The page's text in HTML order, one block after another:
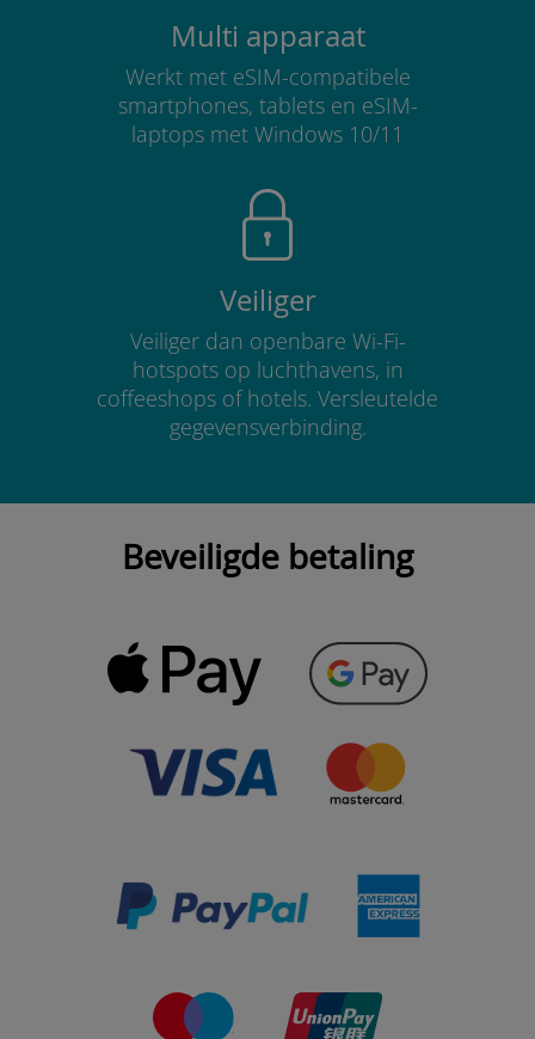
Multi apparaat
Werkt met eSIM-compatibele
smartphones, tablets en eSIM-
laptops met Windows 10/11
Veiliger
Veiliger dan openbare Wi-Fi-
hotspots op luchthavens, in
coffeeshops of hotels. Versleutelde
gegevensverbinding.
Beveiligde betaling